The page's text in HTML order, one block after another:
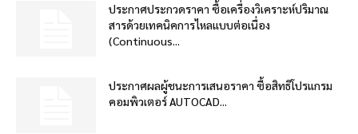
ประกาศประกวดราคา ซื้อเครื่องวิเคราะห์ปริมาณ
สารด้วยเทคนิคการไหลแบบต่อเนื่อง
(Continuous...
ประกาศผลผู้ชนะการเสนอราคา ซื้อสิทธิโปรแกรม
คอมพิวเตอร์ AUTOCAD...